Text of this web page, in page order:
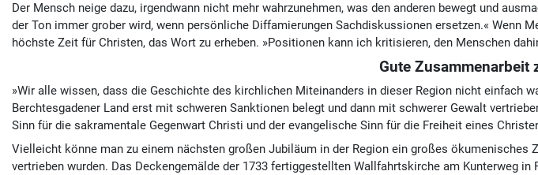
Der Mensch neige dazu, irgendwann nicht mehr wahrzunehmen, was den anderen bewegt und
der Ton immer grober wird, wenn persönliche Diffamierungen Sachdiskussionen ersetzen.«
höchste Zeit für Christen, das Wort zu erheben. »Positionen kann ich kritisieren, den Menschen
Gute Zusammenarbeit
»Wir alle wissen, dass die Geschichte des kirchlichen Miteinanders in dieser Region nicht einfach
Berchtesgadener Land erst mit schweren Sanktionen belegt und dann mit schwerer Gewalt
Sinn für die sakramentale Gegenwart Christi und der evangelische Sinn für die Freiheit eines
Vielleicht könne man zu einem nächsten großen Jubiläum in der Region ein großes ökumenisches
vertrieben wurden. Das Deckengemälde der 1733 fertiggestellten Wallfahrtskirche am Kunterweg